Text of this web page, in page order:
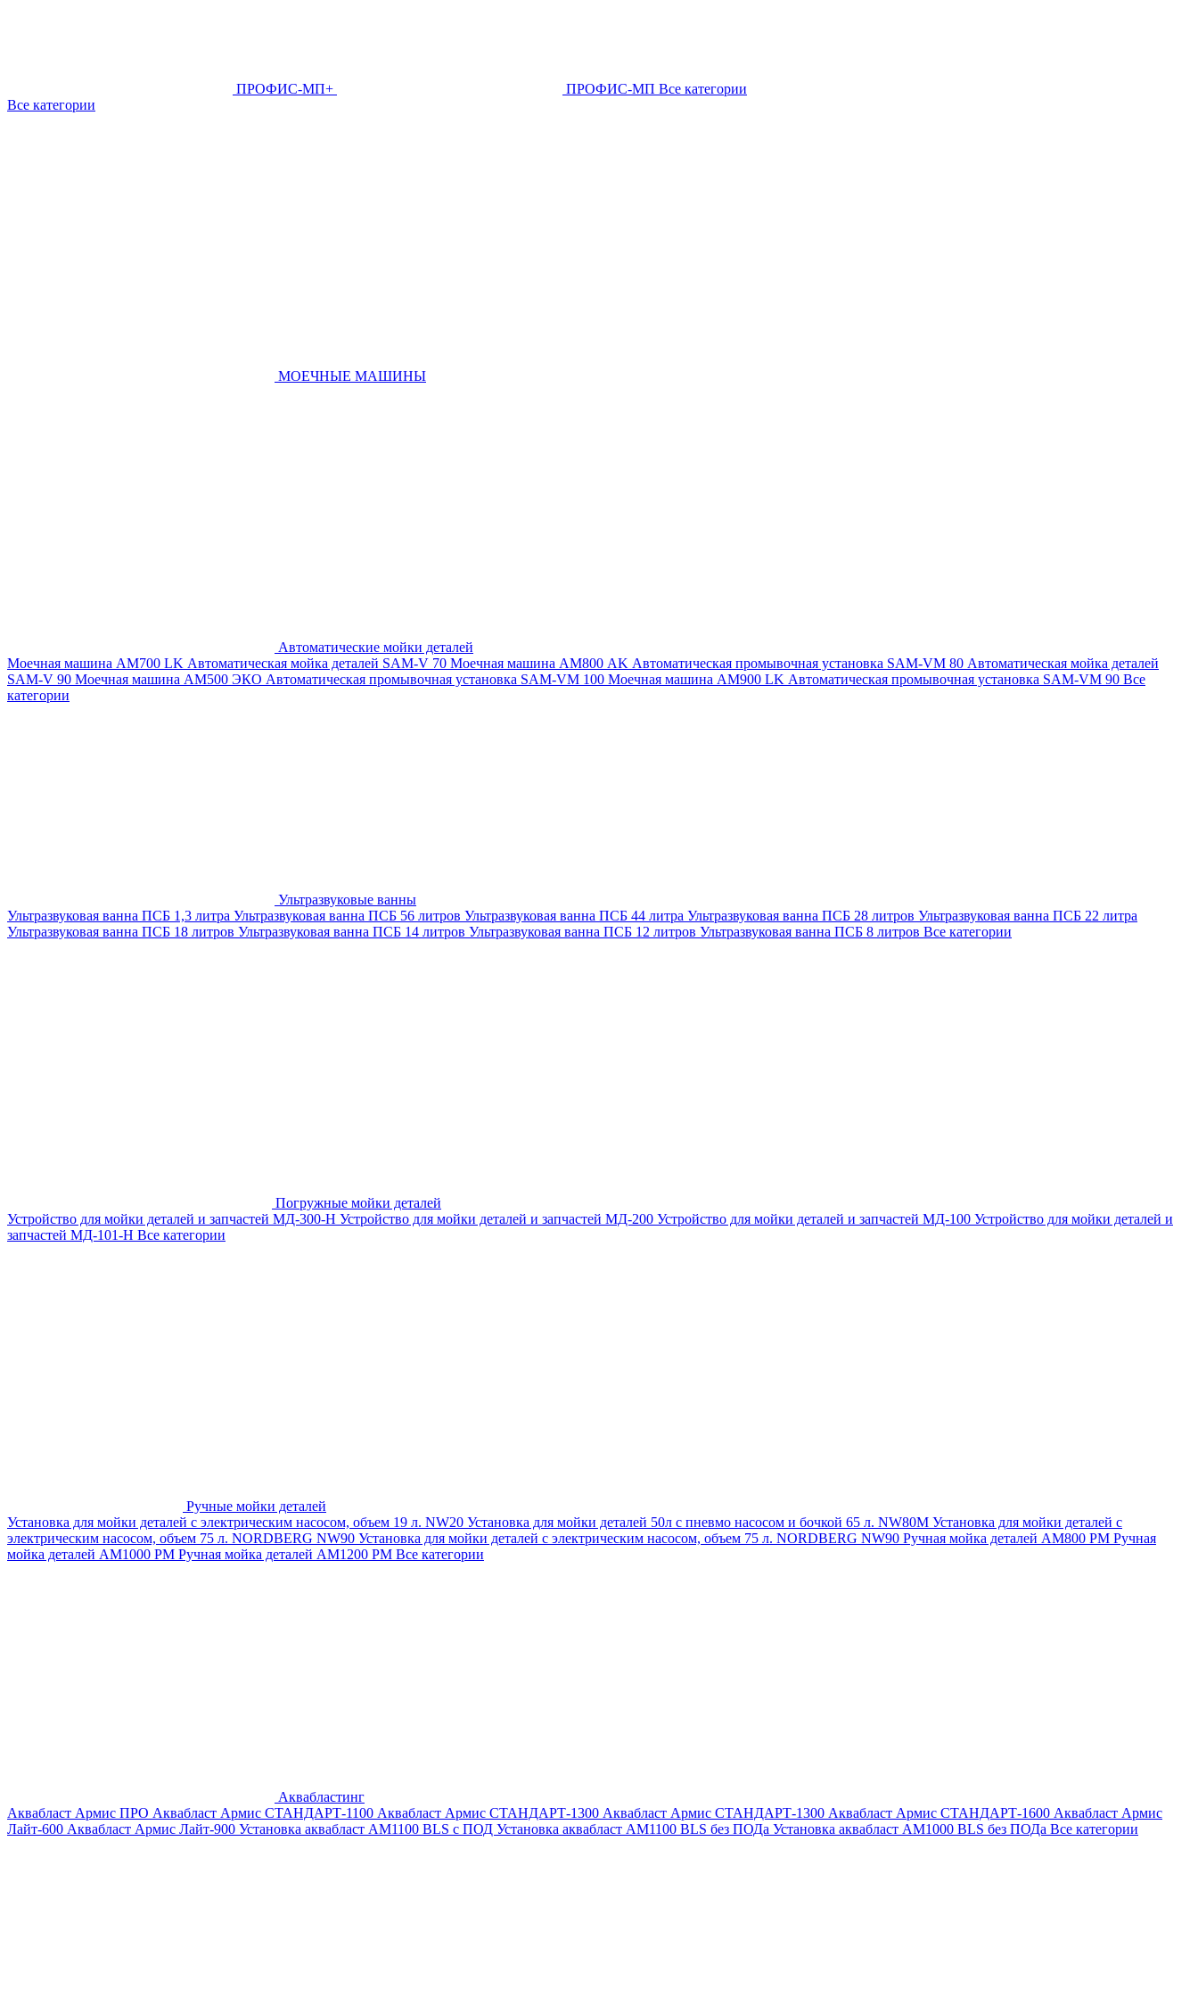
ПРОФИС-МП+ ПРОФИС-МП Все категории
Все категории
МОЕЧНЫЕ МАШИНЫ
Автоматические мойки деталей
Моечная машина AM700 LK Автоматическая мойка деталей SAM-V 70 Моечная машина АМ800 AK Автоматическая промывочная установка SAM-VM 80 Автоматическая мойка деталей
SAM-V 90 Моечная машина АМ500 ЭКО Автоматическая промывочная установка SAM-VM 100 Моечная машина AM900 LK Автоматическая промывочная установка SAM-VM 90 Все
категории
Ультразвуковые ванны
Ультразвуковая ванна ПСБ 1,3 литра Ультразвуковая ванна ПСБ 56 литров Ультразвуковая ванна ПСБ 44 литра Ультразвуковая ванна ПСБ 28 литров Ультразвуковая ванна ПСБ 22 литра
Ультразвуковая ванна ПСБ 18 литров Ультразвуковая ванна ПСБ 14 литров Ультразвуковая ванна ПСБ 12 литров Ультразвуковая ванна ПСБ 8 литров Все категории
Погружные мойки деталей
Устройство для мойки деталей и запчастей МД-300-H Устройство для мойки деталей и запчастей МД-200 Устройство для мойки деталей и запчастей МД-100 Устройство для мойки деталей и
запчастей МД-101-Н Все категории
Ручные мойки деталей
Установка для мойки деталей с электрическим насосом, объем 19 л. NW20 Установка для мойки деталей 50л с пневмо насосом и бочкой 65 л. NW80M Установка для мойки деталей с
электрическим насосом, объем 75 л. NORDBERG NW90 Установка для мойки деталей с электрическим насосом, объем 75 л. NORDBERG NW90 Ручная мойка деталей АМ800 РМ Ручная
мойка деталей АМ1000 РМ Ручная мойка деталей АМ1200 РМ Все категории
Аквабластинг
Аквабласт Армис ПРО Аквабласт Армис СТАНДАРТ-1100 Аквабласт Армис СТАНДАРТ-1300 Аквабласт Армис СТАНДАРТ-1300 Аквабласт Армис СТАНДАРТ-1600 Аквабласт Армис
Лайт-600 Аквабласт Армис Лайт-900 Установка аквабласт AM1100 BLS с ПОД Установка аквабласт AM1100 BLS без ПОДа Установка аквабласт AM1000 BLS без ПОДа Все категории